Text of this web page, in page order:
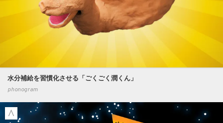
水分補給を習慣化させる「ごくごく潤くん」
phonogram